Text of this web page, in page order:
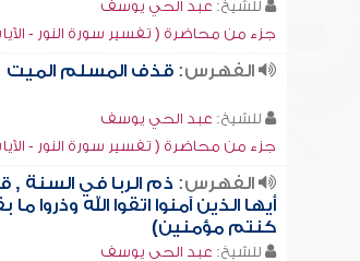
للشيخ: عبد الحي يوسف
جزء من محاضرة ( تفسير سورة النور - الآيات [4-5]
الفهرس:قذف المسلم الميت
للشيخ: عبد الحي يوسف
جزء من محاضرة ( تفسير سورة النور - الآيات [4-5]
الفهرس: ذم الربا في السنة ,
أيها الذين آمنوا اتقوا الله وذروا
كنتم مؤمنين)
للشيخ: عبد الحي يوسف